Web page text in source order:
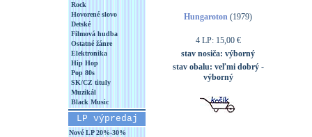
Rock
Hovorené slovo
Detské
Filmová hudba
Ostatné žánre
Elektronika
Hip Hop
Pop 80s
SK/CZ tituly
Muzikál
Black Music
LP výpredaj
Nové LP 20%-30%
Hungaroton (1979)
4 LP: 15,00 €
stav nosiča: výborný
stav obalu: veľmi dobrý -
výborný